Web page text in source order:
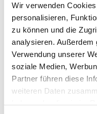
Wir verwenden
personalisieren,
zu können und die
analysieren. Außerdem
Verwendung unserer
soziale Medien,
Partner führen diese
weiteren Daten
© Hochschule
Funktionen: